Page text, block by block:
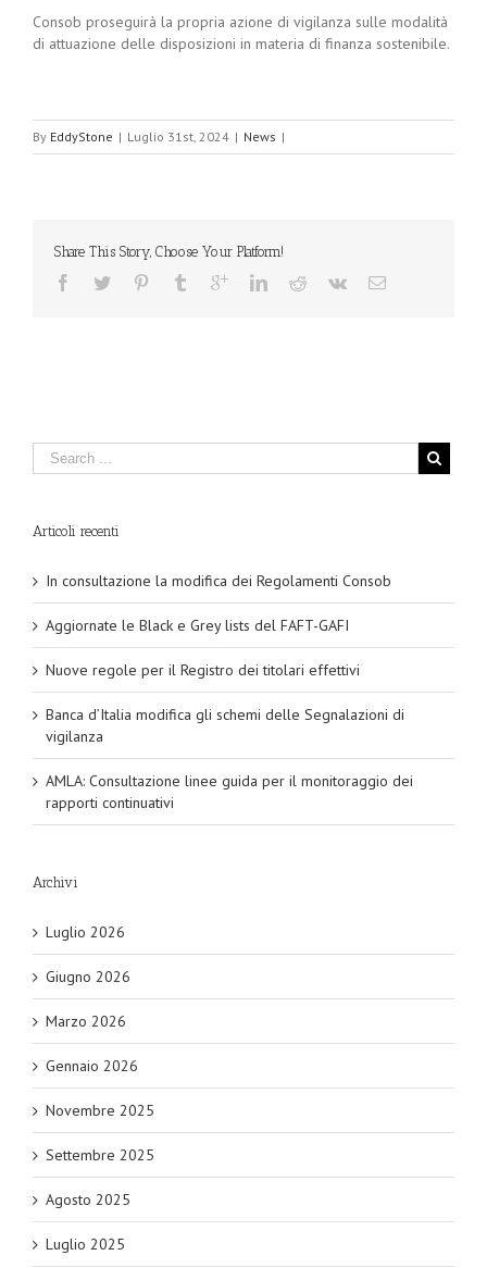
Consob proseguirà la propria azione di vigilanza sulle modalità
di attuazione delle disposizioni in materia di finanza sostenibile.
By EddyStone | Luglio 31st, 2024 | News |
Share This Story, Choose Your Platform!
Articoli recenti
In consultazione la modifica dei Regolamenti Consob
Aggiornate le Black e Grey lists del FAFT-GAFI
Nuove regole per il Registro dei titolari effettivi
Banca d’Italia modifica gli schemi delle Segnalazioni di
vigilanza
AMLA: Consultazione linee guida per il monitoraggio dei
rapporti continuativi
Archivi
Luglio 2026
Giugno 2026
Marzo 2026
Gennaio 2026
Novembre 2025
Settembre 2025
Agosto 2025
Luglio 2025